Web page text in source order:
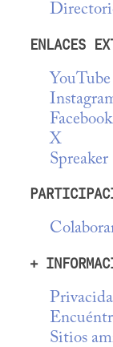
ENLACES
YouTube
Facebook
X
Spreaker
+
Sitios